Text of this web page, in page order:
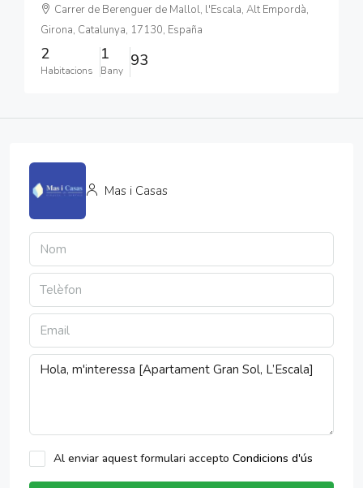
Carrer de Berenguer de Mallol, l'Escala, Alt Empordà,
Girona, Catalunya, 17130, España
2
Habitacions
1
Bany
93
Mas i Casas
Al enviar aquest formulari accepto Condicions d'ús